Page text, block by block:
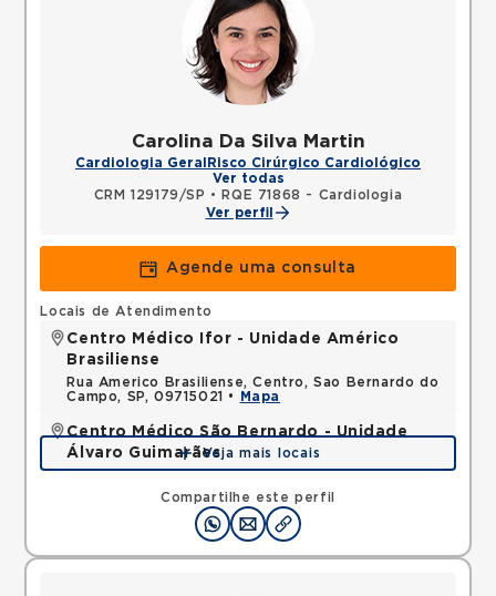
Carolina Da Silva Martin
Cardiologia Geral Risco Cirúrgico Cardiológico
Ver todas
CRM 129179/SP •
RQE 71868 - Cardiologia
Ver perfil
Agende uma consulta
Compartilhe este perfil
Locais de Atendimento
Centro Médico Ifor - Unidade Américo
Brasiliense
Rua Americo Brasiliense, Centro, Sao Bernardo do
Campo, SP, 09715021 •
Mapa
Centro Médico São Bernardo - Unidade
Álvaro Guimarães
Avenida Alvaro Guimaraes, Assuncao, Sao Bernardo
do Campo, SP, 09810010 •
Mapa
Veja mais locais